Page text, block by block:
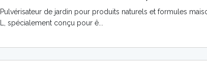
Pulvérisateur de jardin pour produits naturels et formules
L, spécialement conçu pour ê...